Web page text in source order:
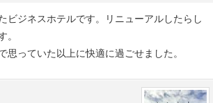
ビジネスホテルです。リニューアルしたらし
っていた以上に快適に過ごせました。